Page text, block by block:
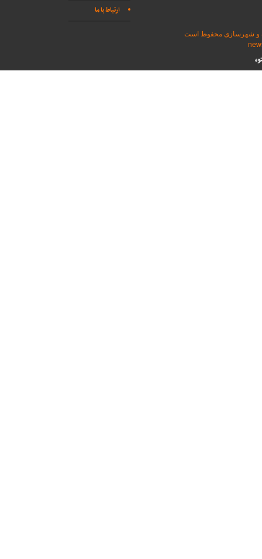
ارتباط با ما
و شهرسازی محفوظ است